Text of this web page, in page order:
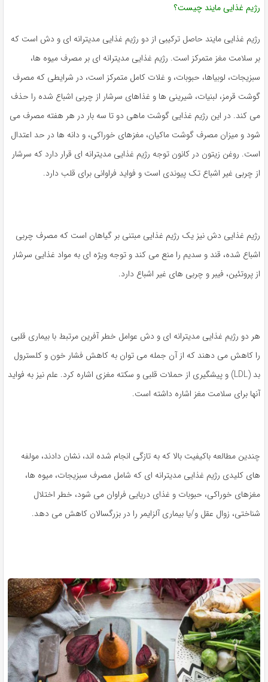
رژیم غذایی مایند چیست؟
رژیم غذایی مایند حاصل ترکیبی از دو رژیم غذایی مدیترانه ای و دش است که
بر سلامت مغز متمرکز است. رژیم غذایی مدیترانه ای بر مصرف میوه ها،
سبزیجات، لوبیاها، حبوبات، و غلات کامل متمرکز است، در شرایطی که مصرف
گوشت قرمز، لبنیات، شیرینی ها و غذاهای سرشار از چربی اشباع شده را حذف
می کند. در این رژیم غذایی گوشت ماهی دو تا سه بار در هر هفته مصرف می
شود و میزان مصرف گوشت ماکیان، مغزهای خوراکی، و دانه ها در حد اعتدال
است. روغن زیتون در کانون توجه رژیم غذایی مدیترانه ای قرار دارد که سرشار
از چربی غیر اشباع تک پیوندی است و فواید فراوانی برای قلب دارد.
رژیم غذایی دش نیز یک رژیم غذایی مبتنی بر گیاهان است که مصرف چربی
اشباع شده، قند و سدیم را منع می کند و توجه ویژه ای به مواد غذایی سرشار
از پروتئین، فیبر و چربی های غیر اشباع دارد.
هر دو رژیم غذایی مدیترانه ای و دش عوامل خطر آفرین مرتبط با بیماری قلبی
را کاهش می دهند که از آن جمله می توان به کاهش فشار خون و کلسترول
بد (LDL) و پیشگیری از حملات قلبی و سکته مغزی اشاره کرد. علم نیز به فواید
آنها برای سلامت مغز اشاره داشته است.
چندین مطالعه باکیفیت بالا که به تازگی انجام شده اند، نشان دادند، مولفه
های کلیدی رژیم غذایی مدیترانه ای که شامل مصرف سبزیجات، میوه ها،
مغزهای خوراکی، حبوبات و غذای دریایی فراوان می شود، خطر اختلال
شناختی، زوال عقل و/یا بیماری آلزایمر را در بزرگسالان کاهش می دهد.